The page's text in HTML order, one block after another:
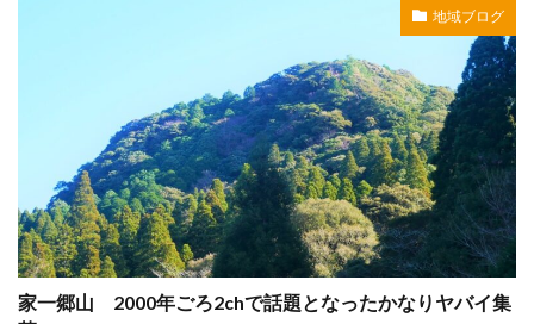
地域ブログ
家一郷山 2000年ごろ2chで話題となったかなりヤバイ集